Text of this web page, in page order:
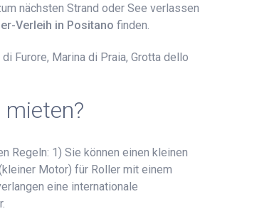
nächsten Strand oder See verlassen
Verleih in Positano finden.
Furore, Marina di Praia, Grotta dello
Regeln: 1) Sie können einen kleinen
Motor) für Roller mit einem
eine internationale